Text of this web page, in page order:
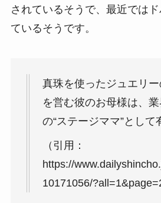
されているそうで、 最近では
ているそうです。
真珠を使ったジュエリ
を営む彼のお母様は、
の“ステージママ”として
（引用：
https://
10171056/?all=1&page=2